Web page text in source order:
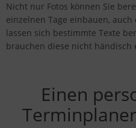
Nicht nur Fotos können Sie
einzelnen Tage einbauen,
lassen sich bestimmte Texte
brauchen diese nicht händisch
Einen